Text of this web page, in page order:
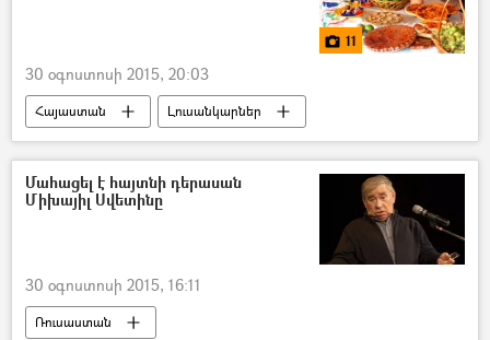
11
30 օգոստոսի 2015, 20:03
Հայաստան Լուսանկարներ
Մահացել է հայտնի դերասան
Միխայիլ Սվետինը
30 օգոստոսի 2015, 16:11
Ռուսաստան